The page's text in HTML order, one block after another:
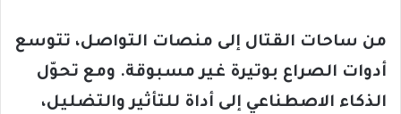
من ساحات القتال إلى منصات التواصل، تتوسع
أدوات الصراع بوتيرة غير مسبوقة. ومع تحوّل
الذكاء الاصطناعي إلى أداة للتأثير والتضليل،